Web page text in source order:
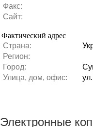
Факс:
Сайт:
Фактический адрес
Страна:
Регион:
Город:
Улица, дом, офис:
Электронные